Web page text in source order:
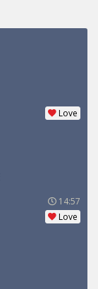
Love
14:57
Love